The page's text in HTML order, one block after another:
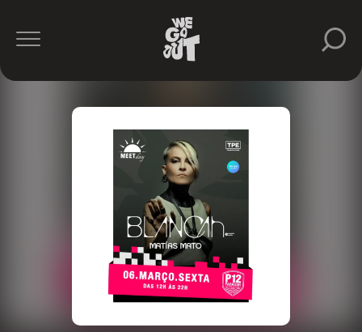
P12
https://www.instagram.com/p12jurere/